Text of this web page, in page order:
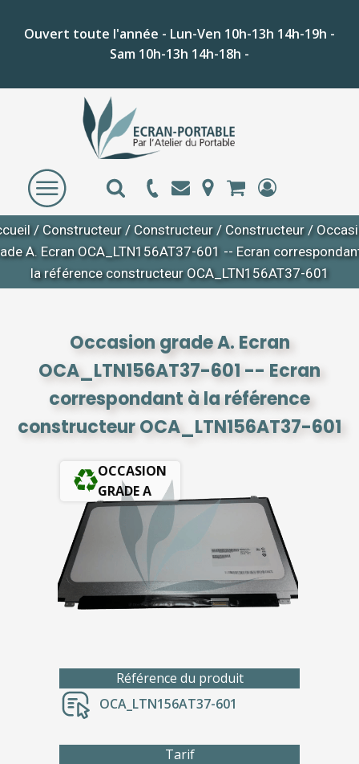
Ouvert toute l'année - Lun-Ven 10h-13h 14h-19h -
Sam 10h-13h 14h-18h -
/ Constructeur/ Constructeur/ Constructeur/
A. Ecran OCA_LTN156AT37-601 -- Ecran
la référence constructeur OCA_LTN156AT37-601
Occasion grade A. Ecran
OCA_LTN156AT37-601 -- Ecran
correspondant à la référence
constructeur OCA_LTN156AT37-601
OCCASION
GRADE A
Référence du produit
OCA_LTN156AT37-601
Tarif